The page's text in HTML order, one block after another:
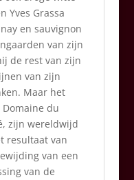
Yves Grassa
en sauvignon
van zijn
de rest van zijn
van zijn
Maar het
du
zijn wereldwijd
resultaat van
van een
van de